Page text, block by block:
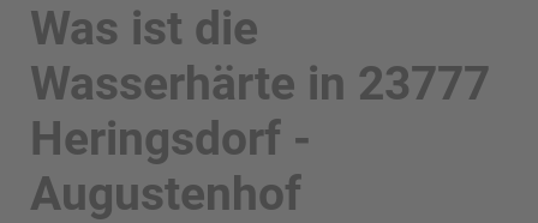
Was ist die
Wasserhärte in 23777
Heringsdorf -
Augustenhof